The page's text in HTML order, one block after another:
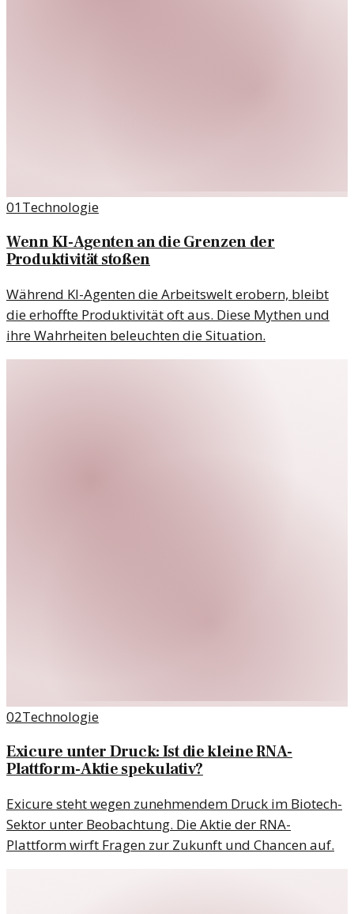
01Technologie
Wenn KI-Agenten an die Grenzen der
Produktivität stoßen
Während KI-Agenten die Arbeitswelt erobern, bleibt
die erhoffte Produktivität oft aus. Diese Mythen und
ihre Wahrheiten beleuchten die Situation.
02Technologie
Exicure unter Druck: Ist die kleine RNA-
Plattform-Aktie spekulativ?
Exicure steht wegen zunehmendem Druck im Biotech-
Sektor unter Beobachtung. Die Aktie der RNA-
Plattform wirft Fragen zur Zukunft und Chancen auf.